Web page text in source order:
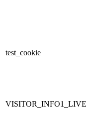
test_cookie
VISITOR_INFO1_LIVE